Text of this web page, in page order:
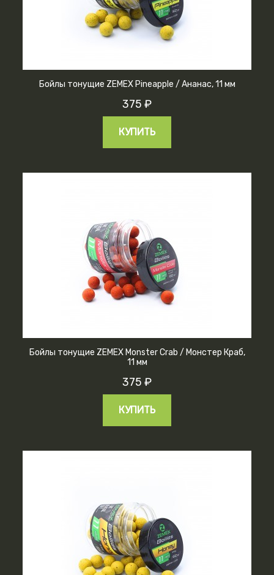
Бойлы тонущие ZEMEX Pineapple / Ананас, 11 мм
375 ₽
КУПИТЬ
Бойлы тонущие ZEMEX Monster Crab / Монстер Краб,
11 мм
375 ₽
КУПИТЬ